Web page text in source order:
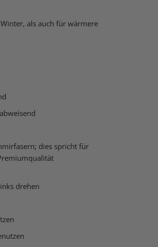
als auch für wärmere
dies spricht für
drehen